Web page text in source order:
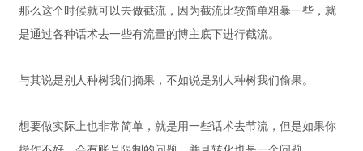
那么这个时候就可以去做截流，因为截流比较简单粗暴一些，就
是通过各种话术去一些有流量的博主底下进行截流。
与其说是别人种树我们摘果，不如说是别人种树我们偷果。
想要做实际上也非常简单，就是用一些话术去节流，但是如果你